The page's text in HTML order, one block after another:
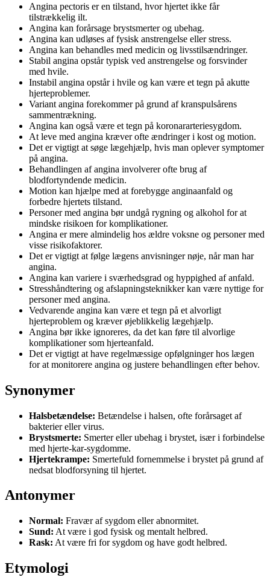
Angina pectoris er en tilstand, hvor hjertet ikke får
tilstrækkelig ilt.
Angina kan forårsage brystsmerter og ubehag.
Angina kan udløses af fysisk anstrengelse eller stress.
Angina kan behandles med medicin og livsstilsændringer.
Stabil angina opstår typisk ved anstrengelse og forsvinder
med hvile.
Instabil angina opstår i hvile og kan være et tegn på akutte
hjerteproblemer.
Variant angina forekommer på grund af kranspulsårens
sammentrækning.
Angina kan også være et tegn på koronararteriesygdom.
At leve med angina kræver ofte ændringer i kost og motion.
Det er vigtigt at søge lægehjælp, hvis man oplever symptomer
på angina.
Behandlingen af angina involverer ofte brug af
blodfortyndende medicin.
Motion kan hjælpe med at forebygge anginaanfald og
forbedre hjertets tilstand.
Personer med angina bør undgå rygning og alkohol for at
mindske risikoen for komplikationer.
Angina er mere almindelig hos ældre voksne og personer med
visse risikofaktorer.
Det er vigtigt at følge lægens anvisninger nøje, når man har
angina.
Angina kan variere i sværhedsgrad og hyppighed af anfald.
Stresshåndtering og afslapningsteknikker kan være nyttige for
personer med angina.
Vedvarende angina kan være et tegn på et alvorligt
hjerteproblem og kræver øjeblikkelig lægehjælp.
Angina bør ikke ignoreres, da det kan føre til alvorlige
komplikationer som hjerteanfald.
Det er vigtigt at have regelmæssige opfølgninger hos lægen
for at monitorere angina og justere behandlingen efter behov.
Synonymer
Halsbetændelse: Betændelse i halsen, ofte forårsaget af
bakterier eller virus.
Brystsmerte: Smerter eller ubehag i brystet, især i forbindelse
med hjerte-kar-sygdomme.
Hjertekrampe: Smertefuld fornemmelse i brystet på grund af
nedsat blodforsyning til hjertet.
Antonymer
Normal: Fravær af sygdom eller abnormitet.
Sund: At være i god fysisk og mentalt helbred.
Rask: At være fri for sygdom og have godt helbred.
Etymologi